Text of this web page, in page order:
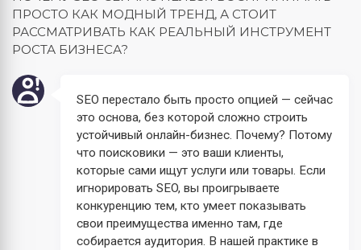
ПРОСТО КАК МОДНЫЙ ТРЕНД, А СТОИТ
РАССМАТРИВАТЬ КАК РЕАЛЬНЫЙ ИНСТРУМЕНТ
РОСТА БИЗНЕСА?
SEO перестало быть просто опцией — сейчас
это основа, без которой сложно строить
устойчивый онлайн-бизнес. Почему? Потому
что поисковики — это ваши клиенты,
которые сами ищут услуги или товары. Если
игнорировать SEO, вы проигрываете
конкуренцию тем, кто умеет показывать
свои преимущества именно там, где
собирается аудитория. В нашей практике в